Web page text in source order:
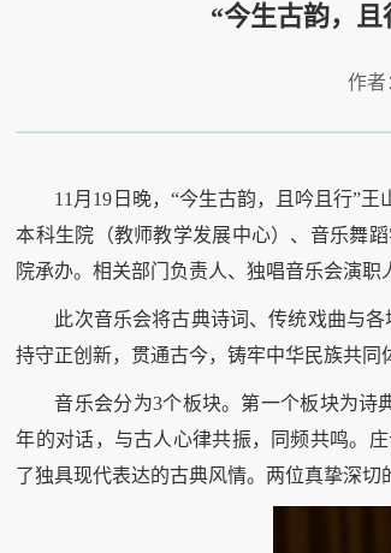
“今生古韵，
作
11月19日晚，“今生古韵，且吟且行”
本科生院（教师教学发展中心）、音乐舞
院承办。相关部门负责人、独唱音乐会演
此次音乐会将古典诗词、传统戏曲与
持守正创新，贯通古今，铸牢中华民族共同
音乐会分为3个板块。第一个板块为诗
年的对话，与古人心律共振，同频共鸣。
了独具现代表达的古典风情。两位真挚深切